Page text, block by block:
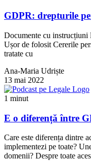
GDPR: drepturile
Documente cu instrucțiuni
Ușor de folosit Cererile
tratate cu
Ana-Maria Udriște
13 mai 2022
1 minut
E o diferență între
Care este diferența dintre
implementezi pe toate?
domenii? Despre toate